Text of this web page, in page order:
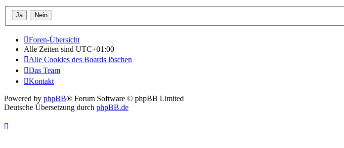
Foren-Übersicht
Alle Zeiten sind UTC+01:00
Alle Cookies des Boards löschen
Das Team
Kontakt
Powered by phpBB® Forum Software © phpBB Limited
Deutsche Übersetzung durch phpBB.de